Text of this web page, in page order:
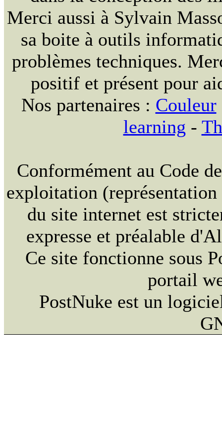
Merci aussi à Sylvain
sa boite à outils
problèmes techniques.
positif et présent pour
Nos partenaires : Couleur
learning -
Conformément au Code
exploitation
du site internet est
expresse et préalable
Ce site fonctionne sous
portail
PostNuke est un